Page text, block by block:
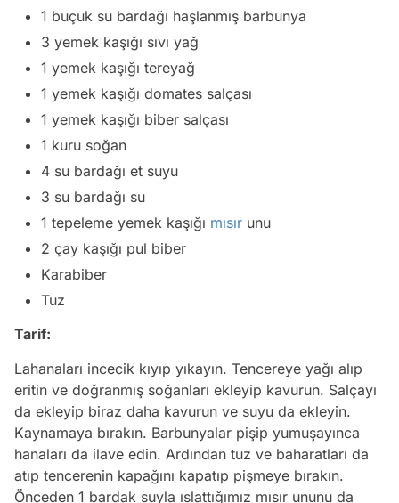
1 buçuk su bardağı haşlanmış barbunya
3 yemek kaşığı sıvı yağ
1 yemek kaşığı tereyağ
1 yemek kaşığı domates salçası
1 yemek kaşığı biber salçası
1 kuru soğan
4 su bardağı et suyu
3 su bardağı su
1 tepeleme yemek kaşığı mısır unu
2 çay kaşığı pul biber
Karabiber
Tuz
Tarif:
Lahanaları incecik kıyıp yıkayın. Tencereye yağı alıp
eritin ve doğranmış soğanları ekleyip kavurun. Salçayı
da ekleyip biraz daha kavurun ve suyu da ekleyin.
Kaynamaya bırakın. Barbunyalar pişip yumuşayınca
hanaları da ilave edin. Ardından tuz ve baharatları da
atıp tencerenin kapağını kapatıp pişmeye bırakın.
Önceden 1 bardak suyla ıslattığımız mısır ununu da